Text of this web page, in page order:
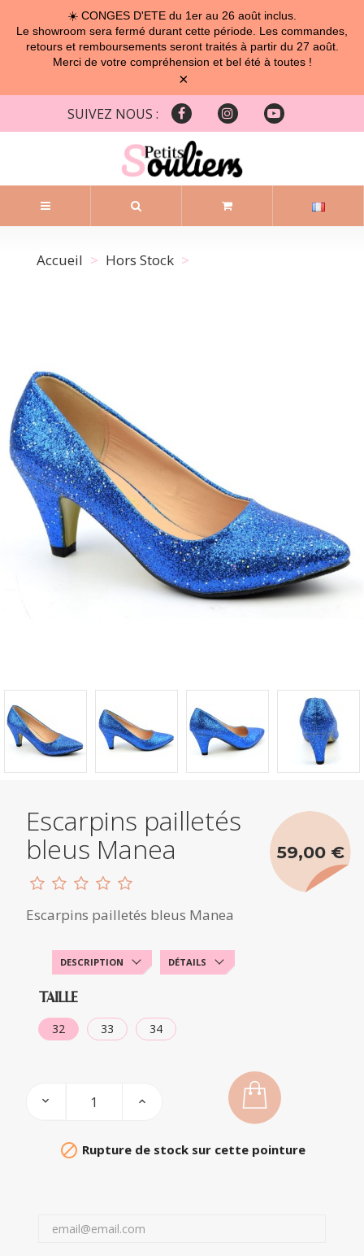
☀️ CONGES D'ETE du 1er au 26 août inclus.
Le showroom sera fermé durant cette période. Les commandes,
retours et remboursements seront traités à partir du 27 août.
Merci de votre compréhension et bel été à toutes !
×
SUIVEZ NOUS :
Accueil Hors Stock
Escarpins pailletés
bleus Manea
Escarpins pailletés bleus Manea
59,00 €
DESCRIPTION DÉTAILS
TAILLE
32 33 34
 Rupture de stock sur cette pointure